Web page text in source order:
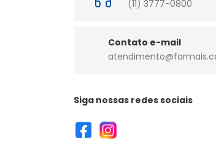
(11) 3777-0800
Contato e-mail
Siga nossas redes sociais